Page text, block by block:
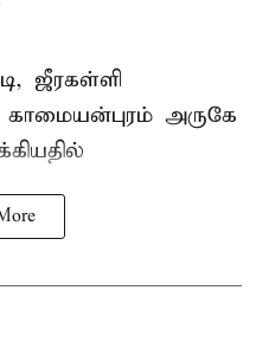
, ஜீரகள்ளி
அருகே
யதில்